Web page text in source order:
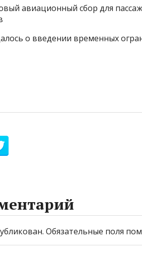
авиационный сбор для
о введении временных
Обязательные поля